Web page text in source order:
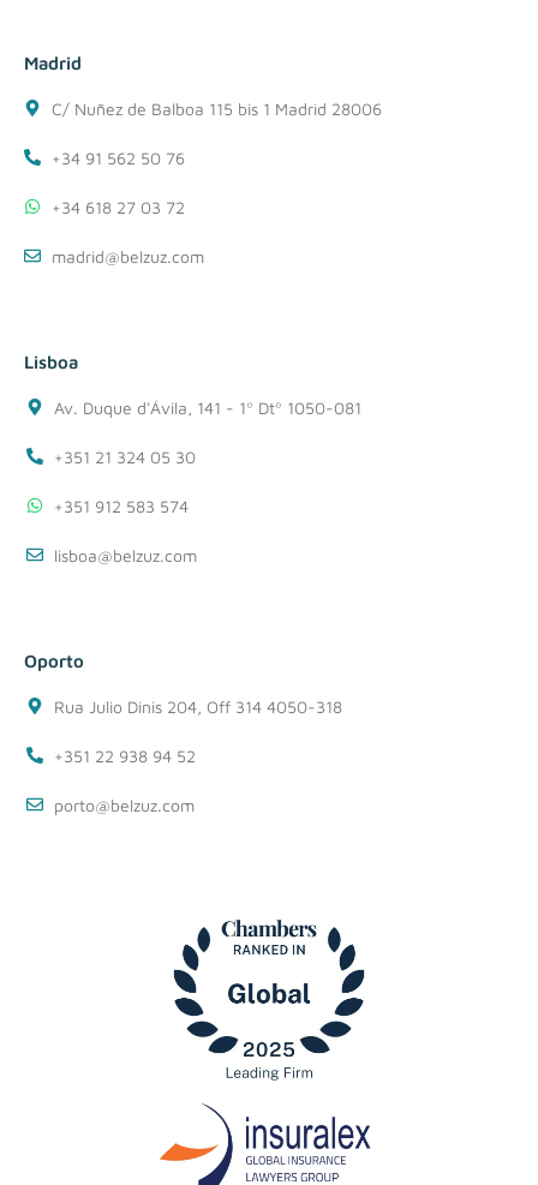
Madrid
C/ Nuñez de Balboa 115 bis 1 Madrid 28006
+34 91 562 50 76
+34 618 27 03 72
madrid@belzuz.com
Lisboa
Av. Duque d'Ávila, 141 - 1º Dtº 1050-081
+351 21 324 05 30
+351 912 583 574
lisboa@belzuz.com
Oporto
Rua Julio Dinis 204, Off 314 4050-318
+351 22 938 94 52
porto@belzuz.com